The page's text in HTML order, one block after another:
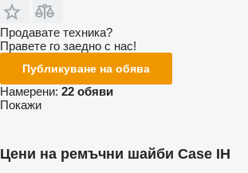
Продавате техника?
Правете го заедно с нас!
Публикуване на обява
Намерени: 22 обяви
Покажи
Цени на ремъчни шайби Case IH